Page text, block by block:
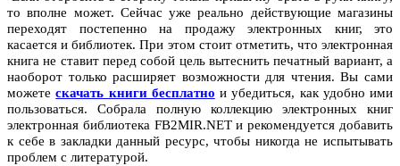
то вполне может. Сейчас уже реально действующие магазины
переходят постепенно на продажу электронных книг, это
касается и библиотек. При этом стоит отметить, что электронная
книга не ставит перед собой цель вытеснить печатный вариант, а
наоборот только расширяет возможности для чтения. Вы сами
можетескачать книги бесплатно и убедиться, как удобно ими
пользоваться. Собрала полную коллекцию электронных книг
электронная библиотека FB2MIR.NET и рекомендуется добавить
к себе в закладки данный ресурс, чтобы никогда не испытывать
проблем с литературой.